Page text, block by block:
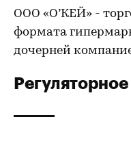
ООО «О’КЕЙ» -
формата
дочерней